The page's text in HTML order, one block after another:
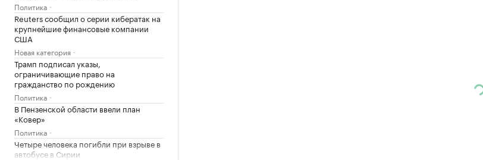
Политика
Reuters сообщил о серии кибератак на
крупнейшие финансовые компании
США
Новая категория
Трамп подписал указы,
ограничивающие право на
гражданство по рождению
Политика
В Пензенской области ввели план
«Ковер»
Политика
Четыре человека погибли при взрыве в
автобусе в Сирии